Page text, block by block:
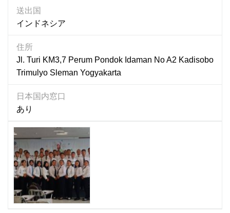
送出国
インドネシア
住所
Jl. Turi KM3,7 Perum Pondok Idaman No A2 Kadisobo
Trimulyo Sleman Yogyakarta
日本国内窓口
あり